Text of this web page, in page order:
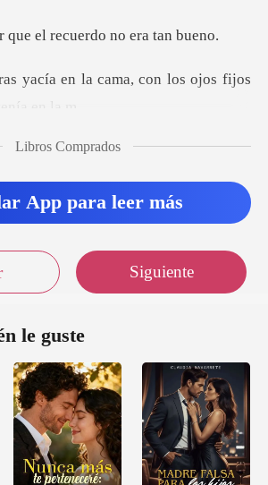
que el recuerd
la cama, con los ojos fijos
Libros Comprados
App para leer más
Siguiente
le guste